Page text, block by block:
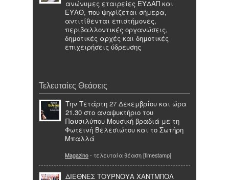
ανώνυμες εταιρείες ΕΥΔΑΠ και
ΕΥΑΘ, που ψηφίζεται σήμερα,
αντιτίθενται επιστήμονες,
περιβαλλοντικές οργανώσεις,
δημοτικές αρχές και δημοτικές
επιχειρήσεις ύδρευσης
Τελευταίες Θεάσεις
Την Τετάρτη 27 Δεκεμβρίου και ώρα
21.30 στο αναψυκτήριο του
Παυσιλύπου Μουσική βραδιά με τη
Φωτεινή Βελεσιώτου και το Σωτήρη
Μπαλλά
Magazino- τελευταία θέαση [timestamp]
ΔΙΕΘΝΕΣ ΤΟΥΡΝΟΥΑ ΧΑΝΤΜΠΟΛ